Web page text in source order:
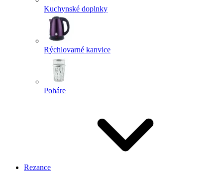
Kuchynské doplnky
Rýchlovarné kanvice
Poháre
Rezance